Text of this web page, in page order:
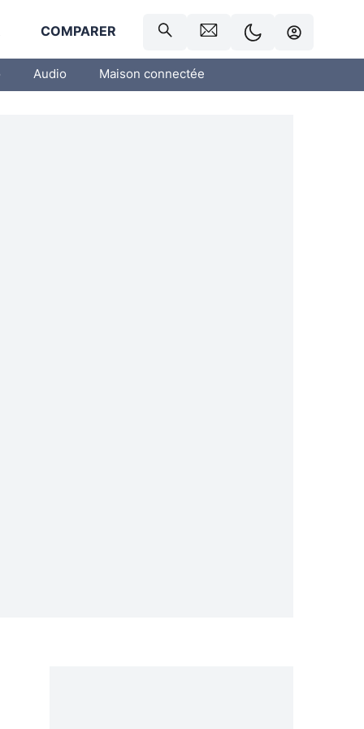
COMPARER
Audio Maison connectée